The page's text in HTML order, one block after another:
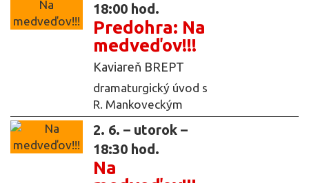
18:00 hod.
Predohra: Na
medveďov!!!
Kaviareň BREPT
dramaturgický úvod s
R. Mankoveckým
2. 6. – utorok –
18:30 hod.
Na